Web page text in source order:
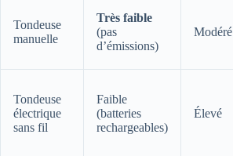
Tondeuse
manuelle
Très faible
(pas
d’émissions)
Modéré
Tondeuse
électrique
sans fil
Faible
(batteries
rechargeables)
Élevé